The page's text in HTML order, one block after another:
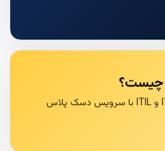
معرفی مسیر پیاده‌سازی ITSM و ITIL با سرویس دسک پلاس